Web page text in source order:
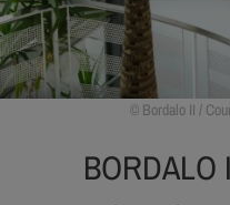
BORDALO
Bordalo II /